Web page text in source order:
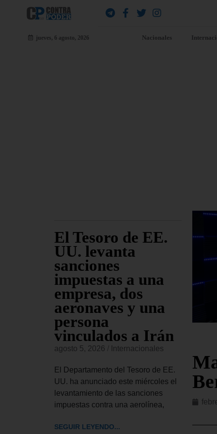
jueves, 6 agosto, 2026 Nacionales
El Tesoro de EE.
UU. levanta
sanciones
impuestas a una
empresa, dos
aeronaves y una
persona
vinculados a Irán
agosto 5, 2026 Internacionales
El Departamento del Tesoro de EE.
UU. ha anunciado este miércoles el
levantamiento de las sanciones
impuestas contra una aerolínea,
SEGUIR LEYENDO...
El